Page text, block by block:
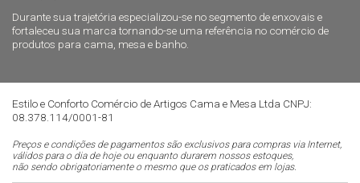
Durante sua trajetória especializou-se no segmento de enxovais e
fortaleceu sua marca tornando-se uma referência no comércio de
produtos para cama, mesa e banho.
Estilo e Conforto Comércio de Artigos Cama e Mesa Ltda CNPJ:
08.378.114/0001-81
Preços e condições de pagamentos são exclusivos para compras via Internet,
válidos para o dia de hoje ou enquanto durarem nossos estoques,
não sendo obrigatoriamente o mesmo que os praticados em lojas.